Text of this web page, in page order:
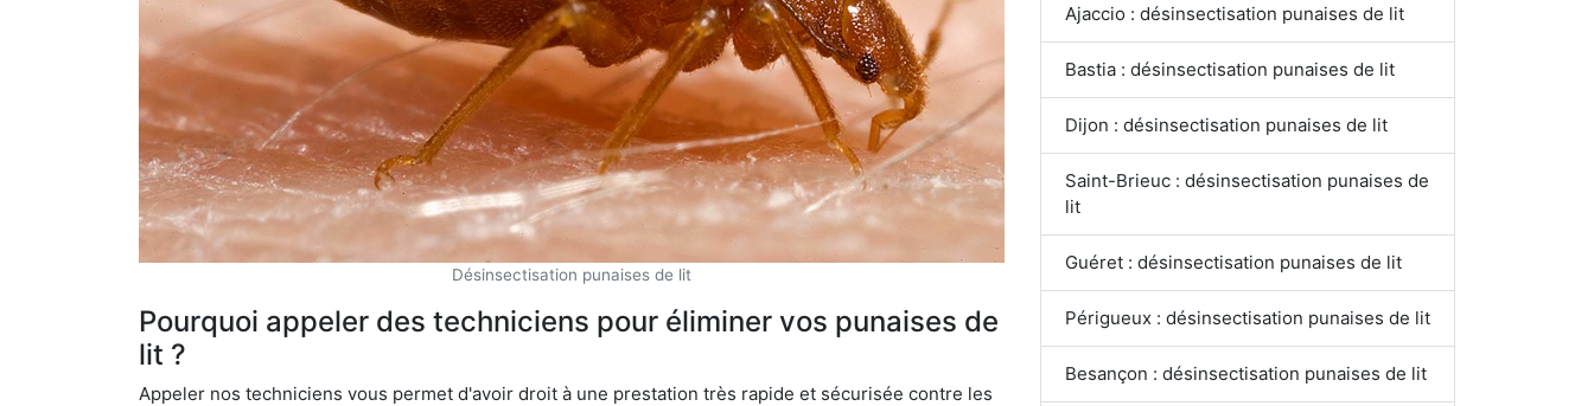
Désinsectisation punaises de lit
Pourquoi appeler des techniciens pour éliminer vos punaises de
lit ?
Appeler nos techniciens vous permet d'avoir droit à une prestation très rapide et sécurisée contre les
Ajaccio : désinsectisation punaises de lit
Bastia : désinsectisation punaises de lit
Dijon : désinsectisation punaises de lit
Saint-Brieuc : désinsectisation punaises de
lit
Guéret : désinsectisation punaises de lit
Périgueux : désinsectisation punaises de lit
Besançon : désinsectisation punaises de lit